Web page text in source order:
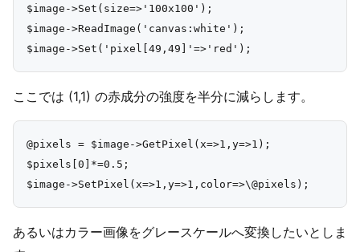
$image->Set(size=>'100x100');
$image->ReadImage('canvas:white');
ここでは (1,1) の赤成分の強度を半分に減らします。
@pixels = $image->GetPixel(x=>1,y=>1);
$pixels[0]*=0.5;
あるいはカラー画像をグレースケールへ変換したいとしま